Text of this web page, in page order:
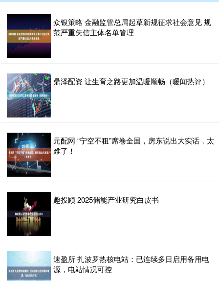
众银策略 金融监管总局起草新规征求社会意见 规
范严重失信主体名单管理
鼎泽配资 让生育之路更加温暖顺畅（暖闻热评）
元配网 “宁空不租”席卷全国，房东说出大实话，太
难了！
趣投顾 2025储能产业研究白皮书
速盈所 扎波罗热核电站：已连续多日启用备用电
源，电站情况可控